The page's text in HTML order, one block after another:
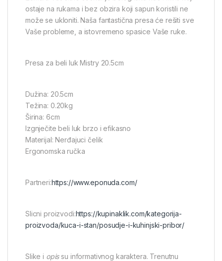
ostaje na rukama i bez obzira koji sapun koristili ne
može se ukloniti. Naša fantastična presa će rešiti sve
Vaše probleme, a istovremeno spasice Vaše ruke.
Presa za beli luk Mistry 20.5cm
Dužina: 20.5cm
Težina: 0.20kg
Širina: 6cm
Izgnječite beli luk brzo i efikasno
Materijal: Nerđajuci čelik
Ergonomska ručka
Partneri:https://www.eponuda.com/
Slicni proizvodi:https://kupinaklik.com/kategorija-
proizvoda/kuca-i-stan/posudje-i-kuhinjski-pribor/
Slike i opissu informativnog karaktera. Trenutnu